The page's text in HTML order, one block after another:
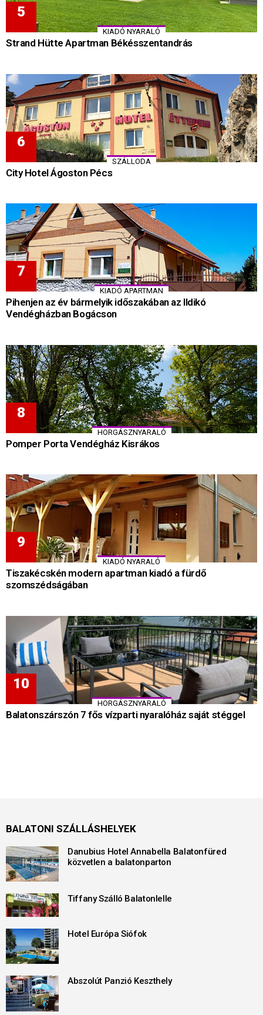
KIADÓ NYARALÓ
Strand Hütte Apartman Békésszentandrás
SZÁLLODA
City Hotel Ágoston Pécs
KIADÓ APARTMAN
Pihenjen az év bármelyik időszakában az Ildikó
Vendégházban Bogácson
HORGÁSZNYARALÓ
Pomper Porta Vendégház Kisrákos
KIADÓ NYARALÓ
Tiszakécskén modern apartman kiadó a fürdő
szomszédságában
HORGÁSZNYARALÓ
Balatonszárszón 7 fős vízparti nyaralóház saját stéggel
BALATONI SZÁLLÁSHELYEK
Danubius Hotel Annabella Balatonfüred
közvetlen a balatonparton
Tiffany Szálló Balatonlelle
Hotel Európa Siófok
Abszolút Panzió Keszthely